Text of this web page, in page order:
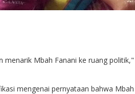
menarik Mbah Fanani ke ruang
mengenai pernyataan bahwa